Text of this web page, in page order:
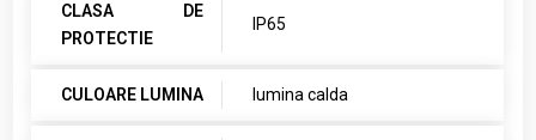
CLASA DE
PROTECTIE
IP65
CULOARE LUMINA lumina calda